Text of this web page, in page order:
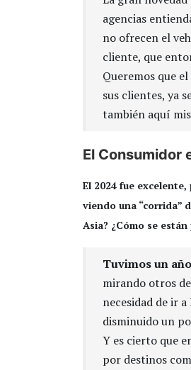
agencias
no ofrecen el
cliente, que
Queremos que
sus clientes, ya
también aquí
El Consumidor
El 2024 fue
viendo una “corrida”
Asia? ¿Cómo se
Tuvimos un
mirando otros
necesidad de ir
disminuido un
Y es cierto que
por destinos